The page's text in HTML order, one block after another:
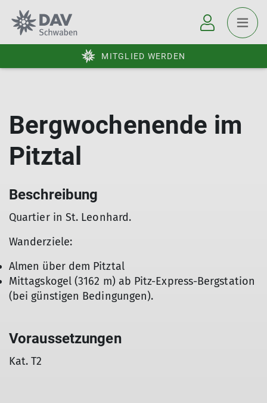
MITGLIED WERDEN
Bergwochenende im
Pitztal
Beschreibung
Quartier in St. Leonhard.
Wanderziele:
Almen über dem Pitztal
Mittagskogel (3162 m) ab Pitz-Express-Bergstation
(bei günstigen Bedingungen).
Voraussetzungen
Kat. T2